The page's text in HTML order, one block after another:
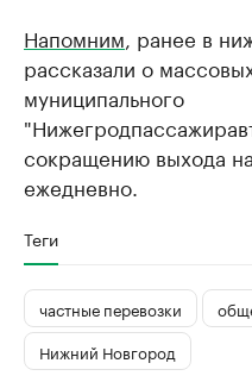
Напомним , ранее в
рассказали о
муниципального
сокращению выхода
ежедневно.
Теги
частные перевозки
Нижний Новгород